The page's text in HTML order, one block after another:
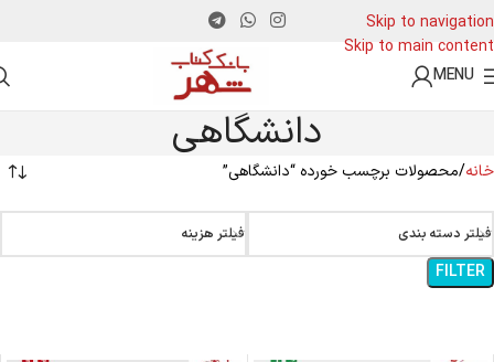
Skip to navigation
Skip to main content
MENU
دانشگاهی
خانه محصولات برچسب خورده “دانشگاهی”
فیلتر دسته بندی فیلتر هزینه
FILTER